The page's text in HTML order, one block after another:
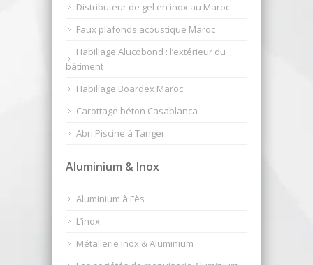
Distributeur de gel en inox au Maroc
Faux plafonds acoustique Maroc
Habillage Alucobond : l’extérieur du
bâtiment
Habillage Boardex Maroc
Carottage béton Casablanca
Abri Piscine à Tanger
Aluminium & Inox
Aluminium à Fès
L’inox
Métallerie Inox & Aluminium